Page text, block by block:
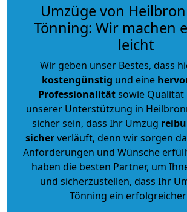
Umzüge von
Tönning: Wir machen
leicht
Wir geben unser Bestes, dass
kostengünstig und eine
Professionalitätsowie
unserer Unterstützung in
sicher sein, dass Ihr Umzug
sicherverläuft, denn wir sorgen
Anforderungen und Wünsche
haben die besten Partner, um
und sicherzustellen, dass Ihr
Tönning ein